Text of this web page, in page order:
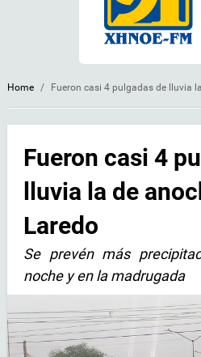
Home / Fueron casi 4 pulgadas de lluvia
Fueron casi 4
lluvia la de
Laredo
Se prevén más
noche y en la madrugada